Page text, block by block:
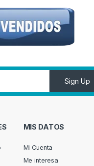
Sign Up
MIS DATOS
Mi Cuenta
Me interesa